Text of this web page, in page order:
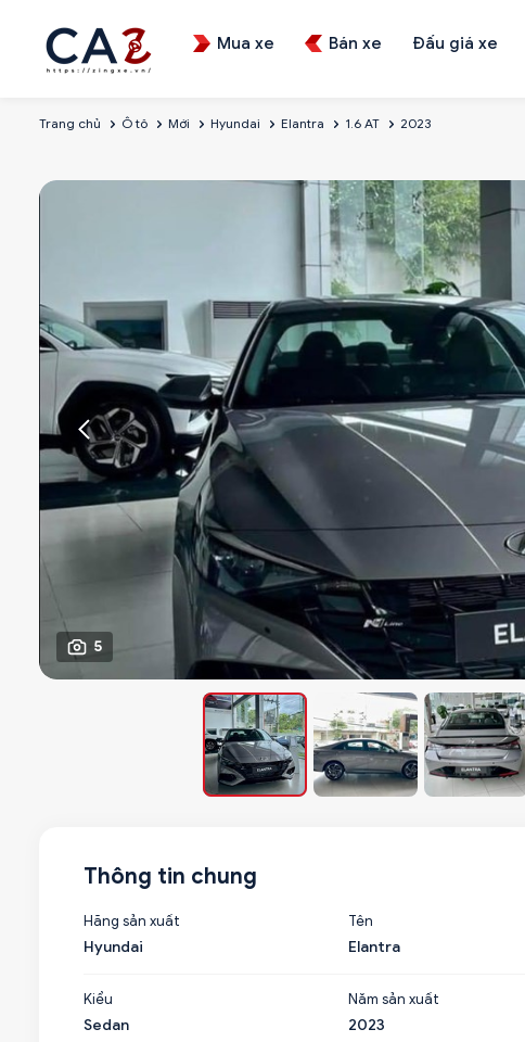
Mua xe Bán xe Đấu giá xe
Trang chủ Ô tô Mới Hyundai Elantra 1.6 AT 2023
5
Thông tin chung
Hãng sản xuất
Hyundai
Tên
Elantra
Kiểu
Sedan
Năm sản xuất
2023